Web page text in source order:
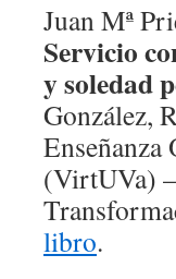
Juan Mª
Servicio
y soledad
González,
(VirtUVa)
libro.